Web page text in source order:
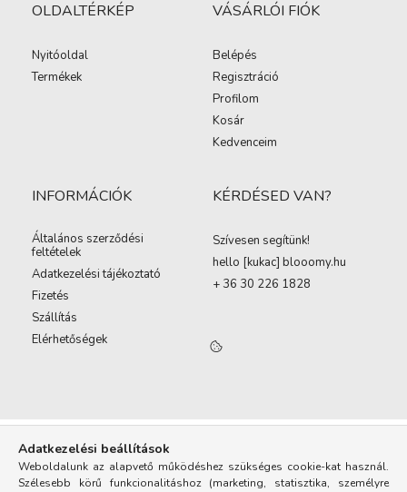
OLDALTÉRKÉP
Nyitóoldal
Termékek
VÁSÁRLÓI FIÓK
Belépés
Regisztráció
Profilom
Kosár
Kedvenceim
INFORMÁCIÓK
Általános szerződési
feltételek
Adatkezelési tájékoztató
Fizetés
Szállítás
Elérhetőségek
KÉRDÉSED VAN?
Szívesen segítünk!
hello [kukac] blooomy.hu
+ 36 30 226 1828
Adatkezelési beállítások
Weboldalunk az alapvető működéshez szükséges cookie-kat használ.
Szélesebb körű funkcionalitáshoz (marketing, statisztika, személyre